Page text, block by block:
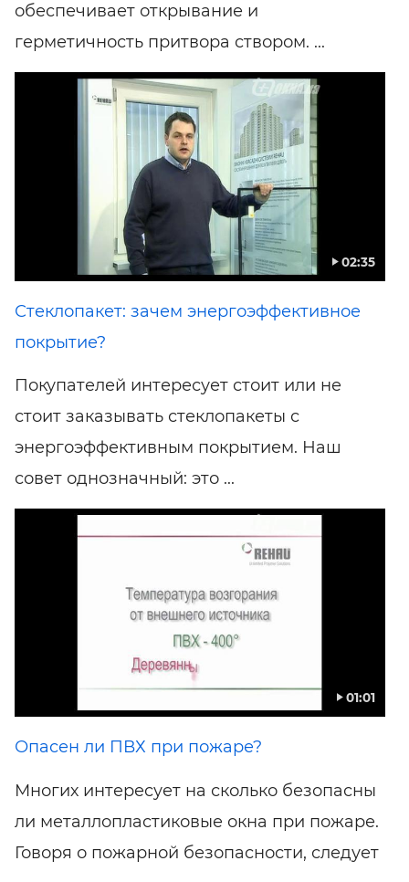
обеспечивает открывание и
герметичность притвора створом. ...
02:35
Стеклопакет: зачем энергоэффективное
покрытие?
Покупателей интересует стоит или не
стоит заказывать стеклопакеты с
энергоэффективным покрытием. Наш
совет однозначный: это ...
01:01
Опасен ли ПВХ при пожаре?
Многих интересует на сколько безопасны
ли металлопластиковые окна при пожаре.
Говоря о пожарной безопасности, следует